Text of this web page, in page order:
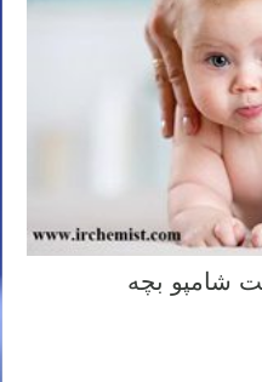
شامپو بچه